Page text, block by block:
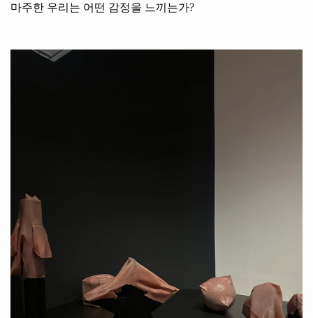
마주한 우리는 어떤 감정을 느끼는가?